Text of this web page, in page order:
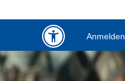
Anmelden